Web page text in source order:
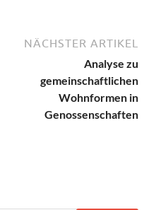
NÄCHSTER ARTIKEL
Analyse zu
gemeinschaftlichen
Wohnformen in
Genossenschaften